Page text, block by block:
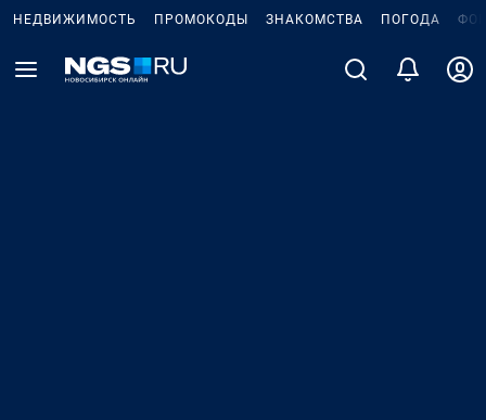
НЕДВИЖИМОСТЬ ПРОМОКОДЫ ЗНАКОМСТВА ПОГОДА